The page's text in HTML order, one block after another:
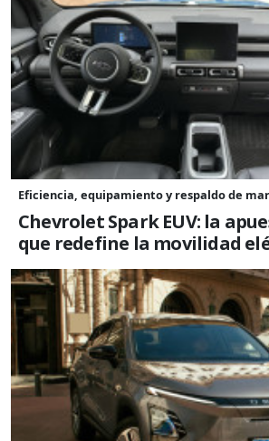
Eficiencia, equipamiento y respaldo de
Chevrolet Spark EUV: la
que redefine la movilidad